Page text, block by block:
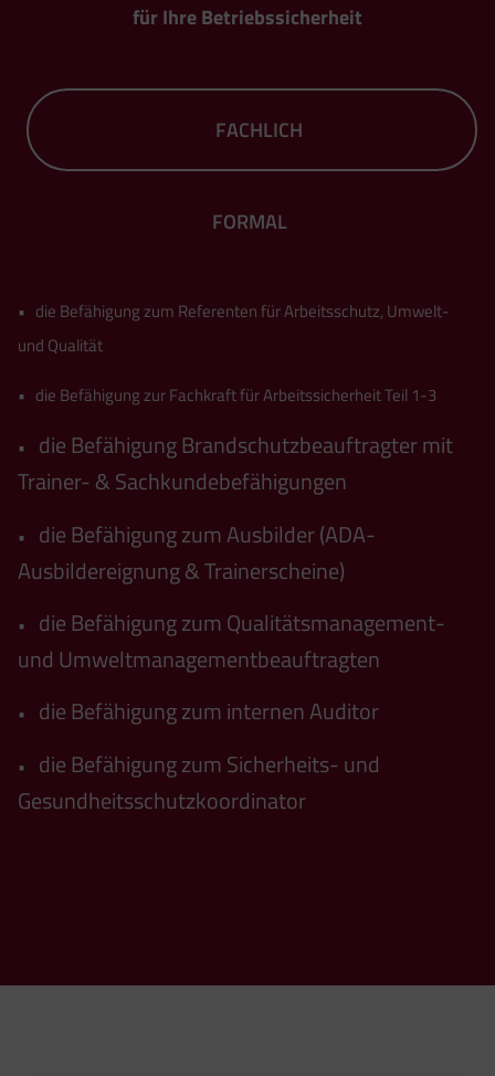
für Ihre Betriebssicherheit
FACHLICH
FORMAL
• die Befähigung zum Referenten für Arbeitsschutz, Umwelt-
und Qualität
• die Befähigung zur Fachkraft für Arbeitssicherheit Teil 1-3
•
die Befähigung Brandschutzbeauftragter mit
Trainer- & Sachkundebefähigungen
•
die Befähigung zum Ausbilder (ADA-
Ausbildereignung & Trainerscheine)
•
die Befähigung zum Qualitätsmanagement-
und Umweltmanagementbeauftragten
• die Befähigung zum internen Auditor
•
die Befähigung zum Sicherheits- und
Gesundheitsschutzkoordinator